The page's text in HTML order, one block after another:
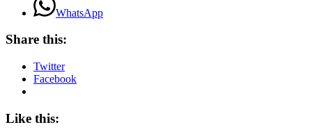
WhatsApp
Share this:
Twitter
Facebook
Like this: